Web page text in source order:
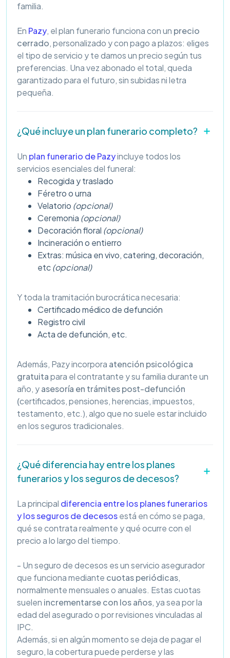
familia.
En Pazy, el plan funerario funciona con un precio
cerrado, personalizado y con pago a plazos: eliges
el tipo de servicio y te damos un precio según tus
preferencias. Una vez abonado el total, queda
garantizado para el futuro, sin subidas ni letra
pequeña.
¿Qué incluye un plan funerario completo?
Un plan funerario de Pazyincluye todos los
servicios esenciales del funeral:
Recogida y traslado
Féretro o urna
Velatorio (opcional)
Ceremonia (opcional)
Decoración floral (opcional)
Incineración o entierro
Extras: música en vivo, catering, decoración,
etc(opcional)
Y toda la tramitación burocrática necesaria:
Certificado médico de defunción
Registro civil
Acta de defunción, etc.
Además, Pazy incorpora atención psicológica
gratuitapara el contratante y su familia durante un
año, yasesoría en trámites post-defunción
(certificados, pensiones, herencias, impuestos,
testamento, etc.), algo que no suele estar incluido
en los seguros tradicionales.
¿Qué diferencia hay entre los planes
funerarios y los seguros de decesos?
La principal diferencia entre los planes funerarios
y los seguros de decesosestá en cómo se paga,
qué se contrata realmente y qué ocurre con el
precio a lo largo del tiempo.
- Un seguro de decesos es un servicio asegurador
que funciona mediante cuotas periódicas,
normalmente mensuales o anuales. Estas cuotas
suelen incrementarse con los años, ya sea por la
edad del asegurado o por revisiones vinculadas al
IPC.
Además, si en algún momento se deja de pagar el
seguro, la cobertura puede perderse y las